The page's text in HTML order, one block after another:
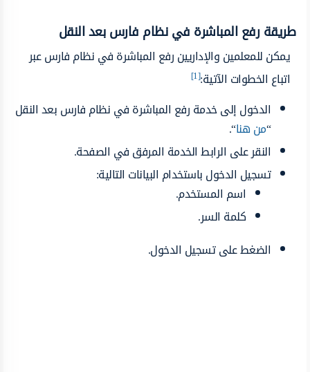
طريقة رفع المباشرة في نظام فارس بعد النقل
يمكن للمعلمين والإداريين رفع المباشرة في نظام فارس عبر
اتباع الخطوات الآتية:[1]
الدخول إلى خدمة رفع المباشرة في نظام فارس بعد النقل
“من هنا“.
النقر على الرابط الخدمة المرفق في الصفحة.
تسجيل الدخول باستخدام البيانات التالية:
اسم المستخدم.
كلمة السر.
الضغط على تسجيل الدخول.